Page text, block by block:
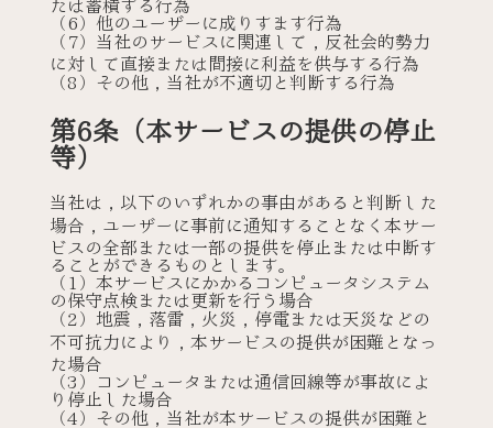
たは蓄積する行為
（6）他のユーザーに成りすます行為
（7）当社のサービスに関連して，反社会的勢力
に対して直接または間接に利益を供与する行為
（8）その他，当社が不適切と判断する行為
第6条（本サービスの提供の停止
等）
当社は，以下のいずれかの事由があると判断した
場合，ユーザーに事前に通知することなく本サー
ビスの全部または一部の提供を停止または中断す
ることができるものとします。
（1）本サービスにかかるコンピュータシステム
の保守点検または更新を行う場合
（2）地震，落雷，火災，停電または天災などの
不可抗力により，本サービスの提供が困難となっ
た場合
（3）コンピュータまたは通信回線等が事故によ
り停止した場合
（4）その他，当社が本サービスの提供が困難と